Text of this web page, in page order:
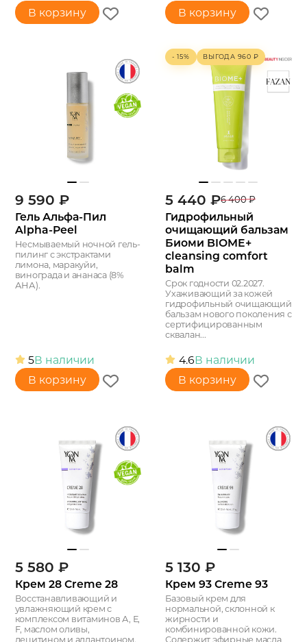
В корзину
В корзину
9 590 ₽
Гель Альфа-Пил
Alpha-Peel
Несмываемый ночной гель-
пилинг с экстрактами
лимона, маракуйи,
винограда и ананаса (8%
АНА).
5В наличии
В корзину
- 15% ВЫГОДА 960 ₽
5 440 ₽6 400₽
Гидрофильный
очищающий бальзам
Биоми BIOME+
cleansing comfort
balm
Срок годности 02.2027.
Ухаживающий за кожей
гидрофильный очищающий
бальзам нового поколения с
сертифицированным
сквалан...
4.6В наличии
В корзину
5 580 ₽
Крем 28 Creme 28
Восстанавливающий и
увлажняющий крем с
комплексом витаминов А, Е,
F, маслом оливы,
лецитином и аллантоином.
5 130 ₽
Крем 93 Creme 93
Базовый крем для
нормальной, склонной к
жирности и
комбинированной кожи.
Содержит эфирные масла